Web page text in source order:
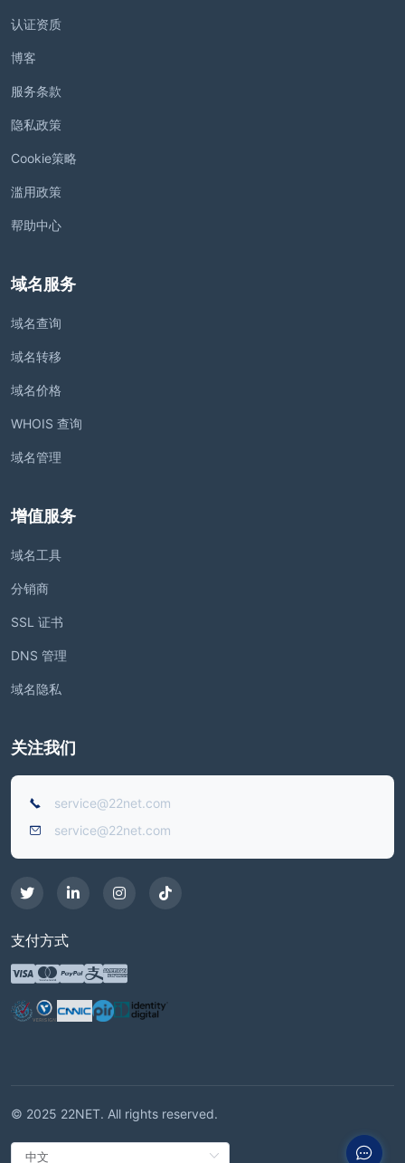
认证资质
博客
服务条款
隐私政策
Cookie策略
滥用政策
帮助中心
域名服务
域名查询
域名转移
域名价格
WHOIS 查询
域名管理
增值服务
域名工具
分销商
SSL 证书
DNS 管理
域名隐私
关注我们
service@22net.com
service@22net.com
支付方式
© 2025 22NET. All rights reserved.